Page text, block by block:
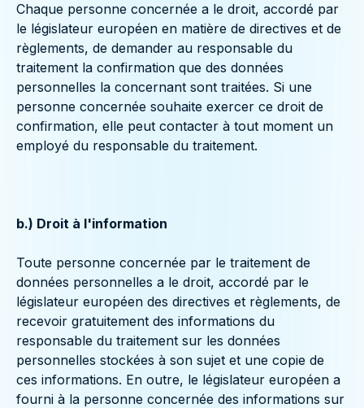
Chaque personne concernée a le droit, accordé par
le législateur européen en matière de directives et de
règlements, de demander au responsable du
traitement la confirmation que des données
personnelles la concernant sont traitées. Si une
personne concernée souhaite exercer ce droit de
confirmation, elle peut contacter à tout moment un
employé du responsable du traitement.
b.) Droit à l'information
Toute personne concernée par le traitement de
données personnelles a le droit, accordé par le
législateur européen des directives et règlements, de
recevoir gratuitement des informations du
responsable du traitement sur les données
personnelles stockées à son sujet et une copie de
ces informations. En outre, le législateur européen a
fourni à la personne concernée des informations sur